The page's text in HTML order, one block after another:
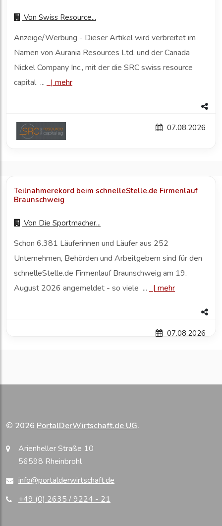
Von Swiss Resource...
Anzeige/Werbung - Dieser Artikel wird verbreitet im
Namen von Aurania Resources Ltd. und der Canada
Nickel Company Inc., mit der die SRC swiss resource
capital ...
| mehr
07.08.2026
Teilnahmerekord beim schnelleStelle.de Firmenlauf
Braunschweig
Von Die Sportmacher...
Schon 6.381 Läuferinnen und Läufer aus 252
Unternehmen, Behörden und Arbeitgebern sind für den
schnelleStelle.de Firmenlauf Braunschweig am 19.
August 2026 angemeldet - so viele ...
| mehr
07.08.2026
© 2026 PortalDerWirtschaft.de UG.
Arienheller Straße 10
56598 Rheinbrohl
info@portalderwirtschaft.de
+49 (0) 2635 / 9224 - 21